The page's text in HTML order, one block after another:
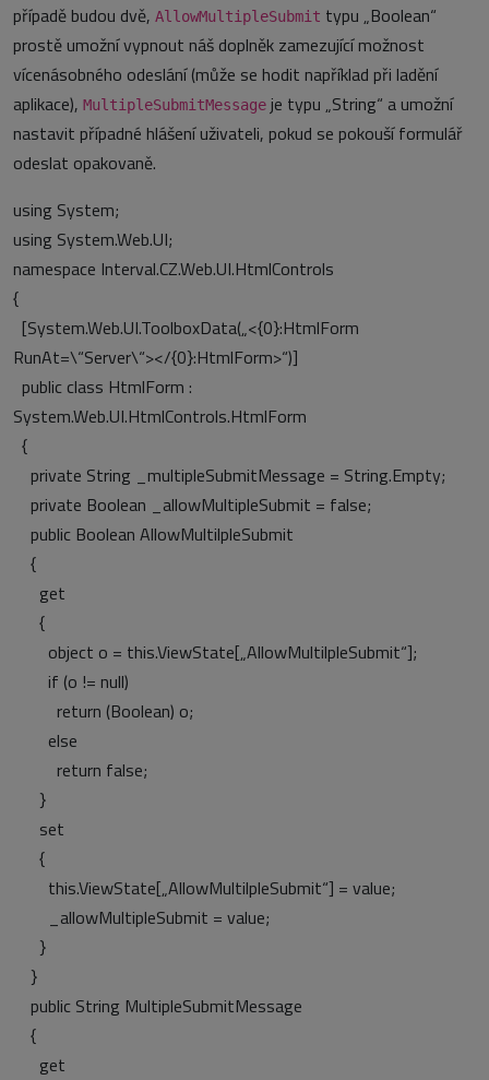
případě budou dvě, AllowMultipleSubmit typu „Boolean“
prostě umožní vypnout náš doplněk zamezující možnost
vícenásobného odeslání (může se hodit například při ladění
aplikace), MultipleSubmitMessage je typu „String“ a umožní
nastavit případné hlášení uživateli, pokud se pokouší formulář
odeslat opakovaně.
using System;
using System.Web.UI;
namespace Interval.CZ.Web.UI.HtmlControls
{
[System.Web.UI.ToolboxData(„<{0}:HtmlForm
RunAt=\“Server\“></{0}:HtmlForm>“)]
public class HtmlForm :
System.Web.UI.HtmlControls.HtmlForm
{
private String _multipleSubmitMessage = String.Empty;
private Boolean _allowMultipleSubmit = false;
public Boolean AllowMultilpleSubmit
{
get
{
object o = this.ViewState[„AllowMultilpleSubmit“];
if (o != null)
return (Boolean) o;
else
return false;
}
set
{
this.ViewState[„AllowMultilpleSubmit“] = value;
_allowMultipleSubmit = value;
}
}
public String MultipleSubmitMessage
{
get